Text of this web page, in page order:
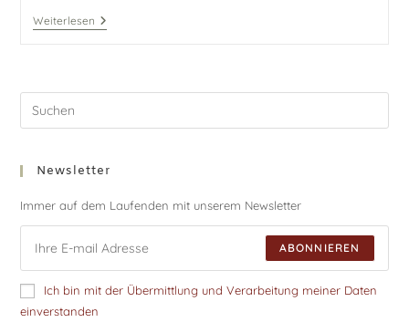
Weiterlesen
Newsletter
Immer auf dem Laufenden mit unserem Newsletter
ABONNIEREN
Ich bin mit der Übermittlung und Verarbeitung meiner Daten
einverstanden